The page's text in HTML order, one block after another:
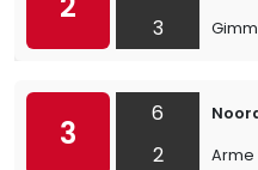
3
3
6
2
Arme